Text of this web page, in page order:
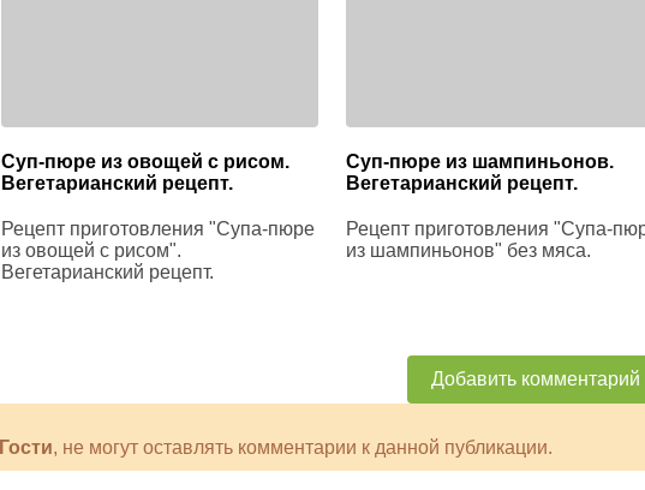
Суп-пюре из овощей с рисом.
Вегетарианский рецепт.
Рецепт приготовления "Супа-пюре
из овощей с рисом".
Вегетарианский рецепт.
Суп-пюре из шампиньонов.
Вегетарианский рецепт.
Рецепт приготовления "Супа-
из шампиньонов" без мяса.
Добавить комментарий
Гости, не могут оставлять комментарии к данной публикации.